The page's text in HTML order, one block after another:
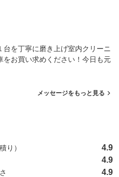
を丁寧に磨き上げ室内クリーニ
をお買い求めください！今日も元
メッセージをもっと見る
中）
り） 4.9
4.9
4.9